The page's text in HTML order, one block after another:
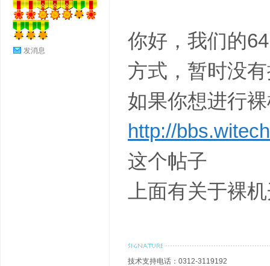
发消息
你好，我们的
方式，暂时没
如果你想进行
http://
这个帖子
上面有关于裸
技术支持电话：0312-3119192